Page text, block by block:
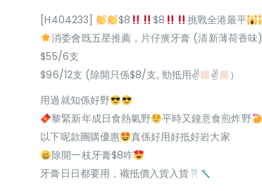
[H404233] $8 $8 挑戰全港最平
消委會既五星推薦，片仔癀牙膏 (清新薄荷香味)
$55/6支
$96/12支 (除開只係$8/支, 勁抵用✌
✌
）
用過就知係好野
黎緊新年成日食熱氣野
平時又鐘意食煎炸野
以下呢款團購優惠
真係好用好抵好岩大家
除開一枝牙膏$8咋
牙膏日日都要用，襯抵價入貨入貨